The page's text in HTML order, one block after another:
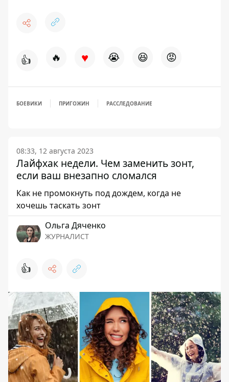
👍 🔥 ♥ 😭 😆 😡
БОЕВИКИ ПРИГОЖИН РАССЛЕДОВАНИЕ
08:33, 12 августа 2023
Лайфхак недели. Чем заменить зонт,
если ваш внезапно сломался
Как не промокнуть под дождем, когда не
хочешь таскать зонт
Ольга Дяченко
ЖУРНАЛИСТ
👍